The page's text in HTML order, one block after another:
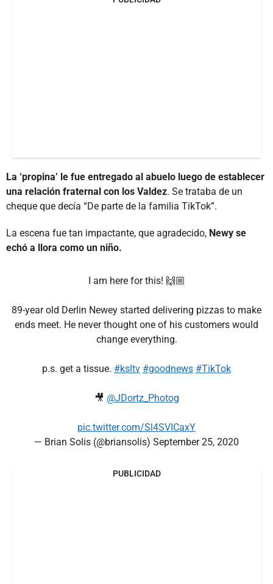
La ‘propina’ le fue entregado al abuelo luego de establecer
una relación fraternal con los Valdez. Se trataba de un
cheque que decía “De parte de la familia TikTok”.
La escena fue tan impactante, que agradecido, Newy se
echó a llora como un niño.
I am here for this! 🙌🏼
89-year old Derlin Newey started delivering pizzas to make
ends meet. He never thought one of his customers would
change everything.
p.s. get a tissue. #ksltv #goodnews #TikTok
🎥 @JDortz_Photog
pic.twitter.com/Sl4SVICaxY
— Brian Solis (@briansolis) September 25, 2020
PUBLICIDAD